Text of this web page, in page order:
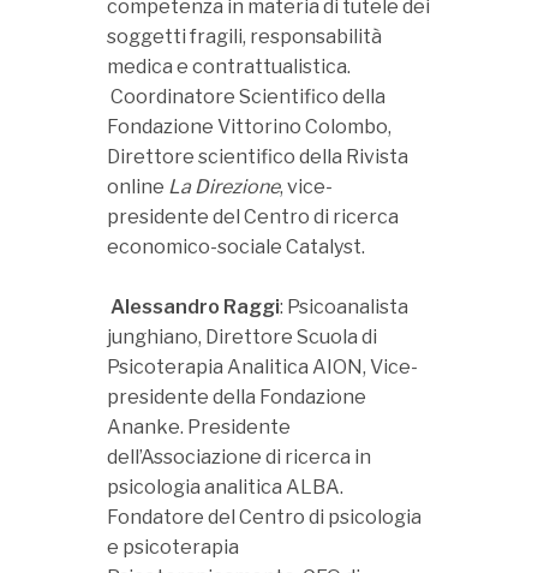
competenza in materia di tutele dei
soggetti fragili, responsabilità
medica e contrattualistica.
Coordinatore Scientifico della
Fondazione Vittorino Colombo,
Direttore scientifico della Rivista
online La Direzione, vice-
presidente del Centro di ricerca
economico-sociale Catalyst.
Alessandro Raggi: Psicoanalista
junghiano, Direttore Scuola di
Psicoterapia Analitica AION, Vice-
presidente della Fondazione
Ananke. Presidente
dell’Associazione di ricerca in
psicologia analitica ALBA.
Fondatore del Centro di psicologia
e psicoterapia